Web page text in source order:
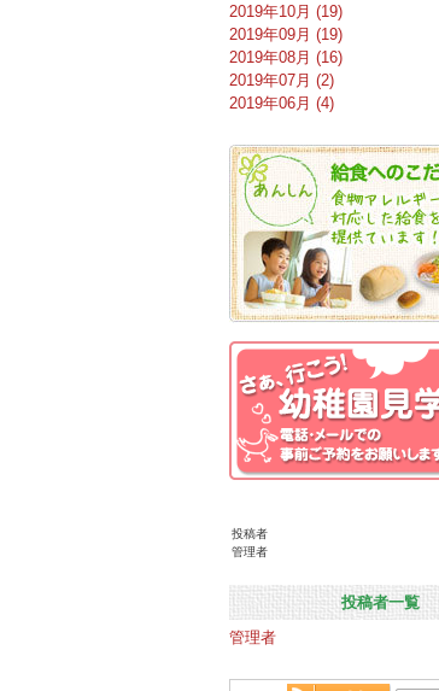
2019年10月 (19)
2019年09月 (19)
2019年08月 (16)
2019年07月 (2)
2019年06月 (4)
投稿者
管理者
投稿者一覧
管理者